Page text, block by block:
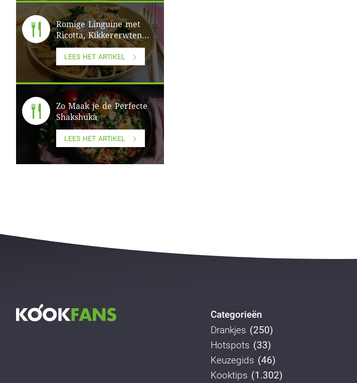
Romige Linguine met
Ricotta, Kikkererwten...
LEES HET ARTIKEL
Zo Maak je de Perfecte
Shakshuka
LEES HET ARTIKEL
Categorieën
Drankjes (250)
Hotspots (33)
Keuzegids (46)
Kooktips (1.302)